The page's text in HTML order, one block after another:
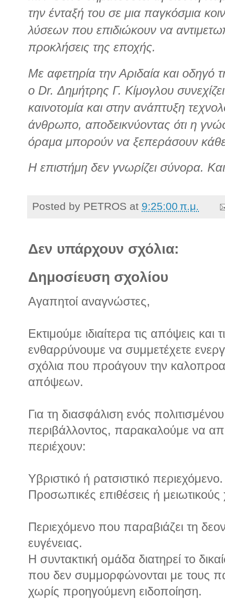
την ένταξή του σε μια παγκόσμια
λύσεων που επιδιώκουν να
προκλήσεις της εποχής.
Με αφετηρία την Αριδαία και οδηγό
ο Dr. Δημήτρης Γ. Κίμογλου
καινοτομία και στην ανάπτυξη
άνθρωπο, αποδεικνύοντας ότι η
όραμα μπορούν να ξεπεράσουν
Η επιστήμη δεν γνωρίζει σύνορα.
Posted by PETROS at 9:25:00 π.μ.
Δεν υπάρχουν σχόλια:
Δημοσίευση σχολίου
Αγαπητοί αναγνώστες,
Εκτιμούμε ιδιαίτερα τις απόψεις
ενθαρρύνουμε να συμμετέχετε
σχόλια που προάγουν την
απόψεων.
Για τη διασφάλιση ενός πολιτισμένου
περιβάλλοντος, παρακαλούμε να
περιέχουν:
Υβριστικό ή ρατσιστικό περιεχόμενο.
Προσωπικές επιθέσεις ή
Περιεχόμενο που παραβιάζει τη
ευγένειας.
Η συντακτική ομάδα διατηρεί το
που δεν συμμορφώνονται με τους
χωρίς προηγούμενη ειδοποίηση.